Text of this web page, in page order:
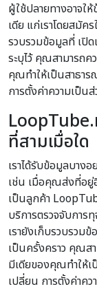
ผู้ใช้ปลายทางอาจใ
เดีย แก่เราโดยสมัค
รวบรวมข้อมูลที่ เปิด
ระบุไว้ คุณสามารถ
คุณทำให้เป็นสาธาร
การตั้งค่าความเป็
ที่สามเมื่อใด
เราได้รับข้อมูลบาง
เช่น เมื่อคุณส่งที่อยู่
เป็นลูกค้า
บริการตรวจจับกา
เรายังเก็บรวบรวม
เป็นครั้งคราว คุณส
มีเดียของคุณทำให้เ
เปลี่ยน การตั้งค่าค